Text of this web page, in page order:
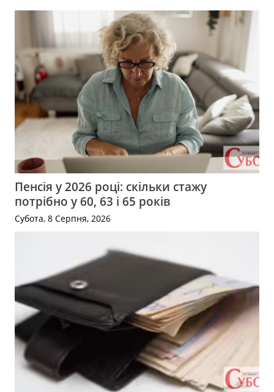
Пенсія у 2026 році: скільки стажу
потрібно у 60, 63 і 65 років
Субота, 8 Серпня, 2026